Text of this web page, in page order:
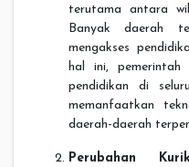
terutama antara
Banyak daerah
mengakses
hal ini, pemerintah
pendidikan di
memanfaatkan
daerah-daerah
Perubahan